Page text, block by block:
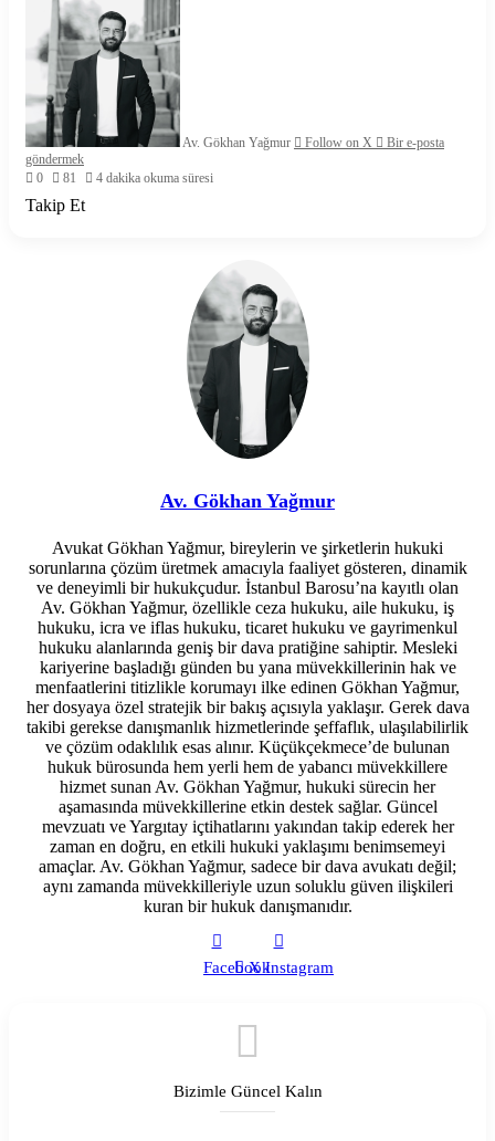
Av. Gökhan Yağmur Follow on X
Bir e-posta
göndermek
0
81 4 dakika okuma süresi
Takip Et
Av. Gökhan Yağmur
Avukat Gökhan Yağmur, bireylerin ve şirketlerin hukuki
sorunlarına çözüm üretmek amacıyla faaliyet gösteren, dinamik
ve deneyimli bir hukukçudur. İstanbul Barosu’na kayıtlı olan
Av. Gökhan Yağmur, özellikle ceza hukuku, aile hukuku, iş
hukuku, icra ve iflas hukuku, ticaret hukuku ve gayrimenkul
hukuku alanlarında geniş bir dava pratiğine sahiptir. Mesleki
kariyerine başladığı günden bu yana müvekkillerinin hak ve
menfaatlerini titizlikle korumayı ilke edinen Gökhan Yağmur,
her dosyaya özel stratejik bir bakış açısıyla yaklaşır. Gerek dava
takibi gerekse danışmanlık hizmetlerinde şeffaflık, ulaşılabilirlik
ve çözüm odaklılık esas alınır. Küçükçekmece’de bulunan
hukuk bürosunda hem yerli hem de yabancı müvekkillere
hizmet sunan Av. Gökhan Yağmur, hukuki sürecin her
aşamasında müvekkillerine etkin destek sağlar. Güncel
mevzuatı ve Yargıtay içtihatlarını yakından takip ederek her
zaman en doğru, en etkili hukuki yaklaşımı benimsemeyi
amaçlar. Av. Gökhan Yağmur, sadece bir dava avukatı değil;
aynı zamanda müvekkilleriyle uzun soluklu güven ilişkileri
kuran bir hukuk danışmanıdır.
Facebook
X Instagram
Bizimle Güncel Kalın